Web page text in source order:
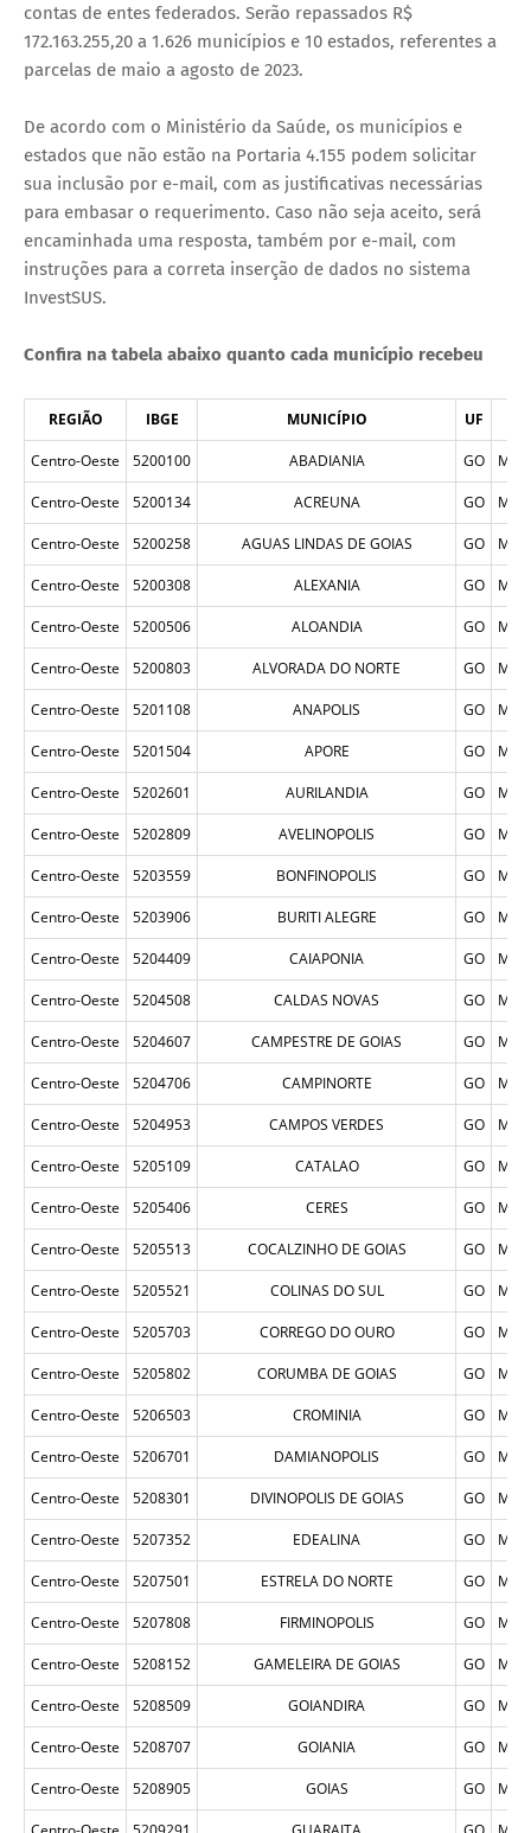
contas de entes federados. Serão repassados R$
172.163.255,20 a 1.626 municípios e 10 estados, referentes a
parcelas de maio a agosto de 2023.
De acordo com o Ministério da Saúde, os municípios e
estados que não estão na Portaria 4.155 podem solicitar
sua inclusão por e-mail, com as justificativas necessárias
para embasar o requerimento. Caso não seja aceito, será
encaminhada uma resposta, também por e-mail, com
instruções para a correta inserção de dados no sistema
InvestSUS.
Confira na tabela abaixo quanto cada município recebeu
REGIÃO IBGE MUNICÍPIO UF
Centro-Oeste 5200100 ABADIANIA GO
Centro-Oeste 5200134 ACREUNA GO
Centro-Oeste 5200258 AGUAS LINDAS DE GOIAS GO
Centro-Oeste 5200308 ALEXANIA GO
Centro-Oeste 5200506 ALOANDIA GO
Centro-Oeste 5200803 ALVORADA DO NORTE GO
Centro-Oeste 5201108 ANAPOLIS GO
Centro-Oeste 5201504 APORE GO
Centro-Oeste 5202601 AURILANDIA GO
Centro-Oeste 5202809 AVELINOPOLIS GO
Centro-Oeste 5203559 BONFINOPOLIS GO
Centro-Oeste 5203906 BURITI ALEGRE GO
Centro-Oeste 5204409 CAIAPONIA GO
Centro-Oeste 5204508 CALDAS NOVAS GO
Centro-Oeste 5204607 CAMPESTRE DE GOIAS GO
Centro-Oeste 5204706 CAMPINORTE GO
Centro-Oeste 5204953 CAMPOS VERDES GO
Centro-Oeste 5205109 CATALAO GO
Centro-Oeste 5205406 CERES GO
Centro-Oeste 5205513 COCALZINHO DE GOIAS GO
Centro-Oeste 5205521 COLINAS DO SUL GO
Centro-Oeste 5205703 CORREGO DO OURO GO
Centro-Oeste 5205802 CORUMBA DE GOIAS GO
Centro-Oeste 5206503 CROMINIA GO
Centro-Oeste 5206701 DAMIANOPOLIS GO
Centro-Oeste 5208301 DIVINOPOLIS DE GOIAS GO
Centro-Oeste 5207352 EDEALINA GO
Centro-Oeste 5207501 ESTRELA DO NORTE GO
Centro-Oeste 5207808 FIRMINOPOLIS GO
Centro-Oeste 5208152 GAMELEIRA DE GOIAS GO
Centro-Oeste 5208509 GOIANDIRA GO
Centro-Oeste 5208707 GOIANIA GO
Centro-Oeste 5208905 GOIAS GO